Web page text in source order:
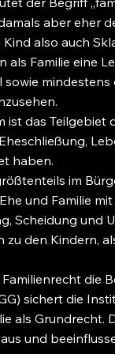
aber eher
also auch
als Familie eine
ist das
haben.
im
und Familie
Scheidung und
zu den Kindern,
die
sichert die
als Grundrecht.
und